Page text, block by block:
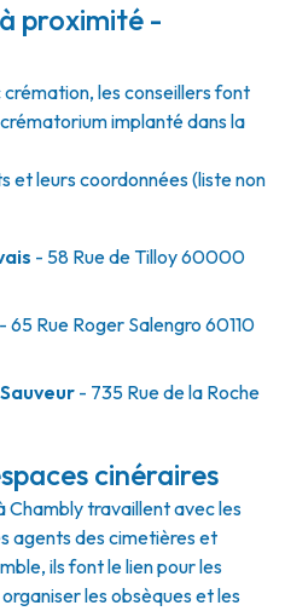
proximité -
les conseillers font
implanté dans la
et leurs coordonnées (liste non
- 58 Rue de Tilloy 60000
- 65 Rue Roger Salengro 60110
- 735 Rue de la Roche
cinéraires
Chambly travaillent avec les
agents des cimetières et
ils font le lien pour les
les obsèques et les